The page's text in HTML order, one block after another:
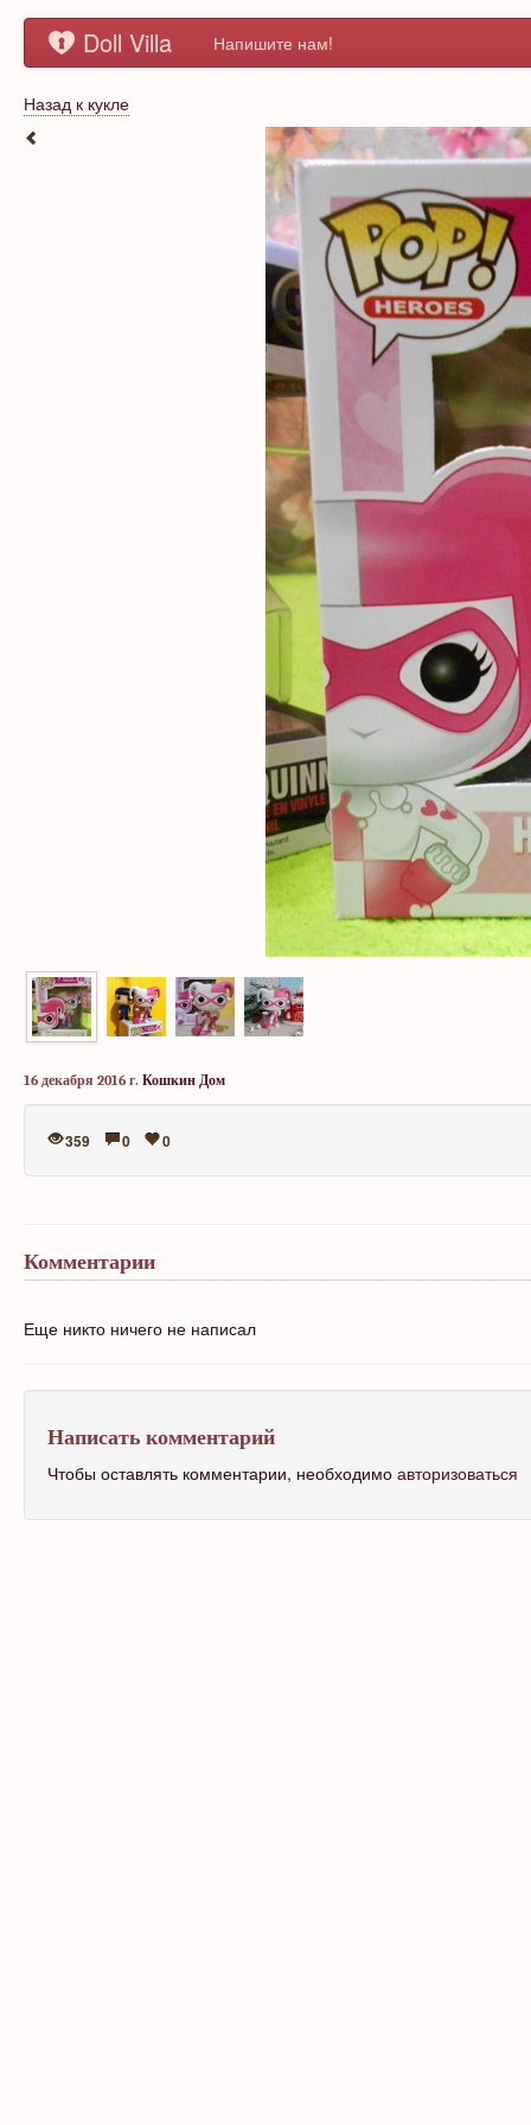
Doll Villa Напишите нам!
Назад к кукле
16 декабря 2016 г. Кошкин Дом
359 0 0
Комментарии
Еще никто ничего не написал
Написать комментарий
Чтобы оставлять комментарии, необходимо авторизоваться